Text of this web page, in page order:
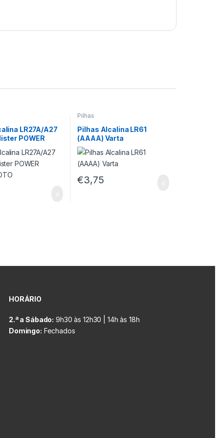
LR27A/A27
POWER
Pilhas
Pilhas Alcalina LR61
(AAAA) Varta
€3,75
HORÁRIO
2.ª a Sábado: 9h30 às 12h30 | 14h às 18h
Domingo: Fechados